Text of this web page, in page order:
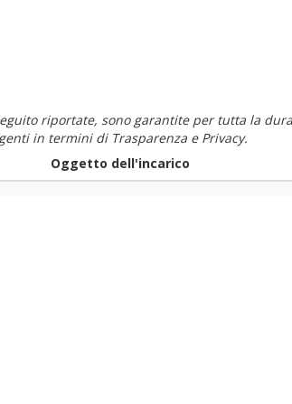
riportate, sono garantite per tutta la
in termini di Trasparenza e Privacy.
Oggetto dell'incarico